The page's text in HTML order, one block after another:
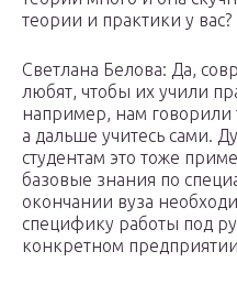
теории и практики у вас?
Светлана Белова: Да,
любят, чтобы их учили
например, нам говорили
а дальше учитесь сами.
студентам это тоже
базовые знания по
окончании вуза
специфику работы под
конкретном